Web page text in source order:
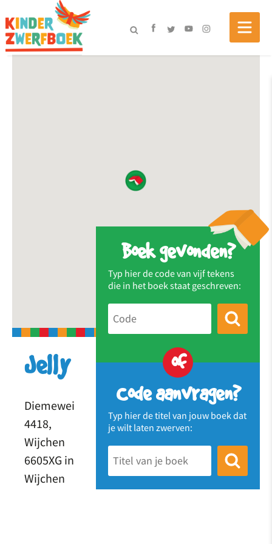
Boek gevonden?
Typ hier de code van vijf tekens
die in het boek staat geschreven:
of
Code aanvragen?
Typ hier de titel van jouw boek dat
je wilt laten zwerven:
Jelly
Diemewei
4418,
Wijchen
6605XG in
Wijchen